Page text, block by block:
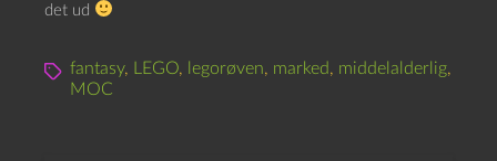
det ud
fantasy, LEGO, legorøven, marked, middelalderlig,
MOC